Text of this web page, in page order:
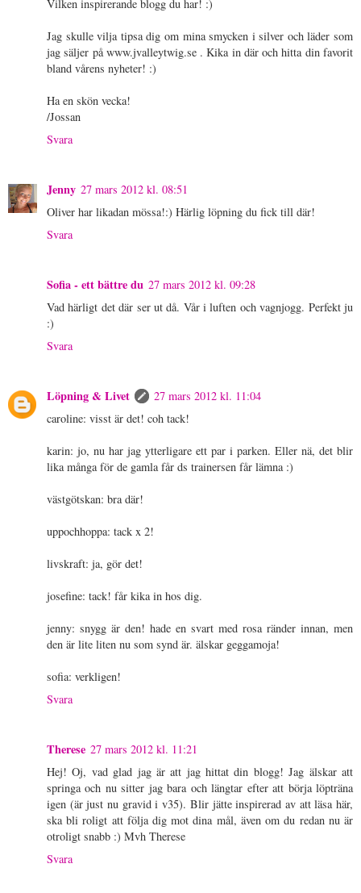
Vilken inspirerande blogg du har! :)
Jag skulle vilja tipsa dig om mina smycken i silver och läder som
jag säljer på www.jvalleytwig.se . Kika in där och hitta din favorit
bland vårens nyheter! :)
Ha en skön vecka!
/Jossan
Svara
Jenny 27 mars 2012 kl. 08:51
Oliver har likadan mössa!:) Härlig löpning du fick till där!
Svara
Sofia - ett bättre du 27 mars 2012 kl. 09:28
Vad härligt det där ser ut då. Vår i luften och vagnjogg. Perfekt ju
:)
Svara
Löpning & Livet
27 mars 2012 kl. 11:04
caroline: visst är det! coh tack!
karin: jo, nu har jag ytterligare ett par i parken. Eller nä, det blir
lika många för de gamla får ds trainersen får lämna :)
västgötskan: bra där!
uppochhoppa: tack x 2!
livskraft: ja, gör det!
josefine: tack! får kika in hos dig.
jenny: snygg är den! hade en svart med rosa ränder innan, men
den är lite liten nu som synd är. älskar geggamoja!
sofia: verkligen!
Svara
Therese 27 mars 2012 kl. 11:21
Hej! Oj, vad glad jag är att jag hittat din blogg! Jag älskar att
springa och nu sitter jag bara och längtar efter att börja löpträna
igen (är just nu gravid i v35). Blir jätte inspirerad av att läsa här,
ska bli roligt att följa dig mot dina mål, även om du redan nu är
otroligt snabb :) Mvh Therese
Svara